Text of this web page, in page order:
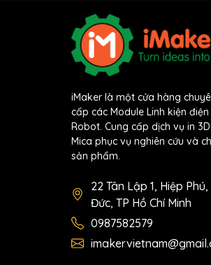
iMaker là một cửa hàng
cấp các Module Linh kiện
Robot. Cung cấp dịch vụ in
Mica phục vụ nghiên cứu và
sản phẩm.
22 Tân Lập 1, Hiệp Phú,
Đức, TP Hồ Chí Minh
0987582579